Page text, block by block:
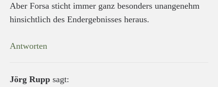
Aber Forsa sticht immer ganz besonders unangenehm
hinsichtlich des Endergebnisses heraus.
Antworten
Jörg Rupp sagt: